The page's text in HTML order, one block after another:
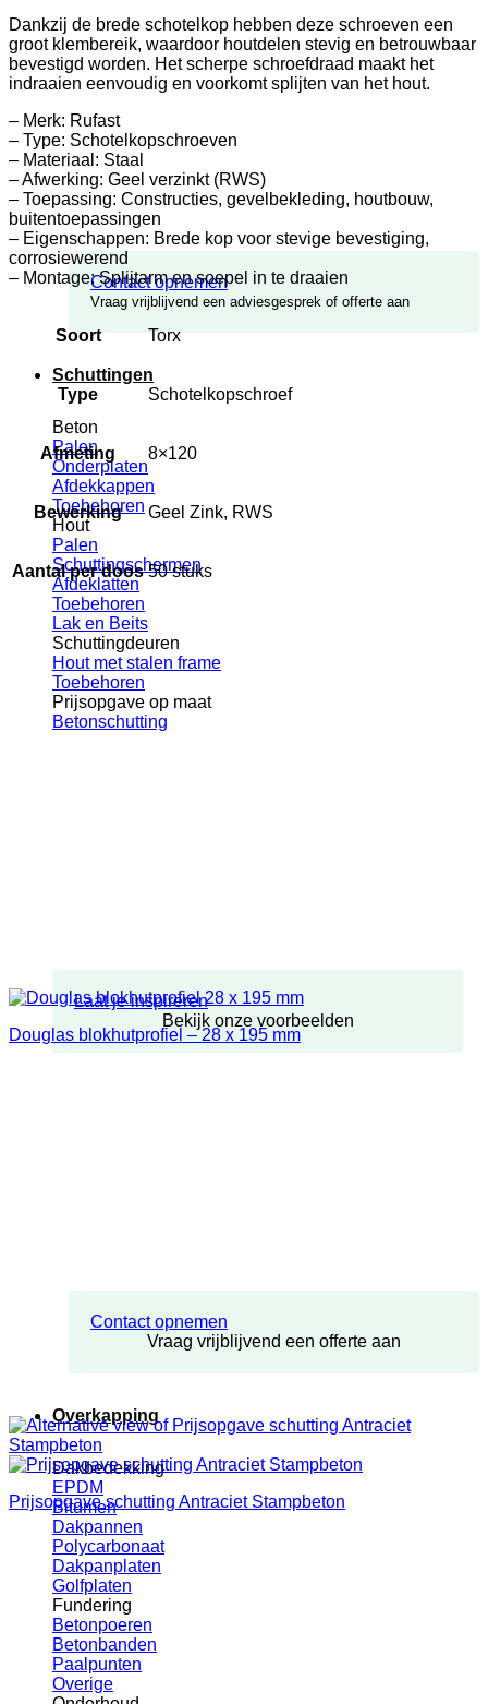
Contact opnemen
Vraag vrijblijvend een adviesgesprek of offerte aan
Schuttingen
Beton
Palen
Onderplaten
Afdekkappen
Toebehoren
Hout
Palen
Schuttingschermen
Afdeklatten
Toebehoren
Lak en Beits
Schuttingdeuren
Hout met stalen frame
Toebehoren
Prijsopgave op maat
Betonschutting
Laat je inspireren
Bekijk onze voorbeelden
Contact opnemen
Vraag vrijblijvend een offerte aan
Overkapping
Dakbedekking
EPDM
Bitumen
Dakpannen
Polycarbonaat
Dakpanplaten
Golfplaten
Fundering
Betonpoeren
Betonbanden
Paalpunten
Overige
Dankzij de brede schotelkop hebben deze schroeven een
groot klembereik, waardoor houtdelen stevig en betrouwbaar
bevestigd worden. Het scherpe schroefdraad maakt het
indraaien eenvoudig en voorkomt splijten van het hout.
– Merk: Rufast
– Type: Schotelkopschroeven
– Materiaal: Staal
– Afwerking: Geel verzinkt (RWS)
– Toepassing: Constructies, gevelbekleding, houtbouw,
buitentoepassingen
– Eigenschappen: Brede kop voor stevige bevestiging,
corrosiewerend
– Montage: Splijtarm en soepel in te draaien
Soort Torx
Type Schotelkopschroef
Afmeting 8×120
Bewerking Geel Zink, RWS
Aantal per doos 50 stuks
Douglas blokhutprofiel – 28 x 195 mm
Prijsopgave schutting Antraciet Stampbeton